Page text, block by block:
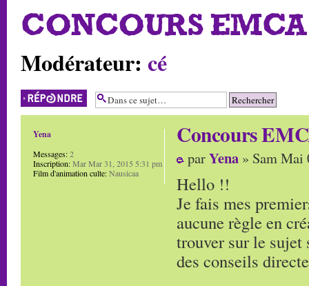
CONCOURS
Modérateur: cé
Répondre
Concours
parYena » Sam Mai
Hello !!
Je fais mes
aucune règle en
trouver sur le sujet
des conseils
Yena
Messages:2
Inscription:Mar Mar 31, 2015 5:31 pm
Film d'animation culte:Nausicaa